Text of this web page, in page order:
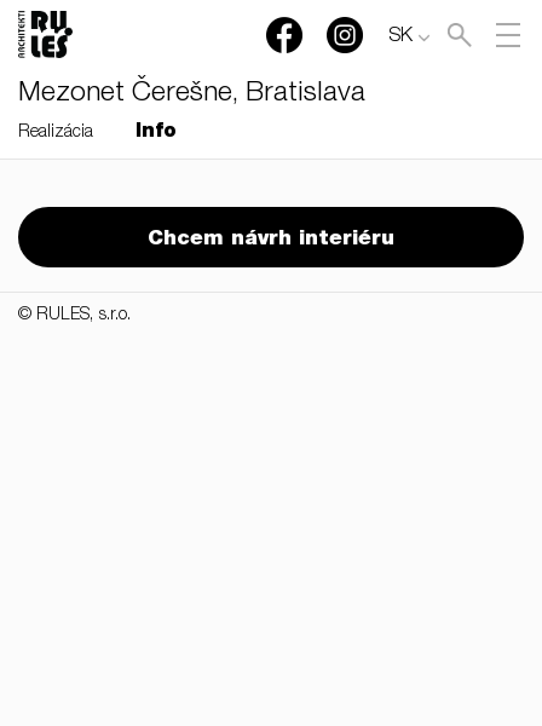
SK
Mezonet Čerešne, Bratislava
Realizácia Info
Chcem návrh interiéru
RULES, s.r.o., Klincová
37/B, 821 08 Bratislava,
Slovensko
© RULES, s.r.o.